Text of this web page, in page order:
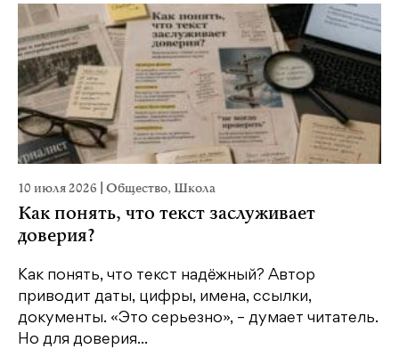
10 июля 2026 Общество, Школа
Как понять, что текст заслуживает
доверия?
Как понять, что текст надёжный? Автор
приводит даты, цифры, имена, ссылки,
документы. «Это серьезно», – думает читатель.
Но для доверия...